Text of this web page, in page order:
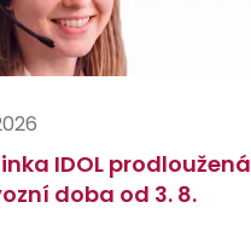
IDOL prodloužená
doba od 3. 8.